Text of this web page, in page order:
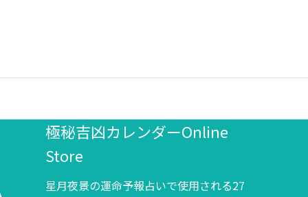
極秘吉凶カレンダーOnline
Store
星月夜景の運命予報占いで使用される27